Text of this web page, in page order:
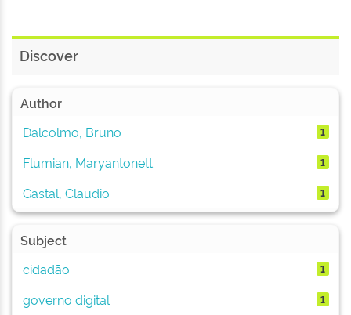
Discover
Author
Dalcolmo, Bruno
1
Flumian, Maryantonett 1
Gastal, Claudio 1
Subject
cidadão
1
governo digital 1